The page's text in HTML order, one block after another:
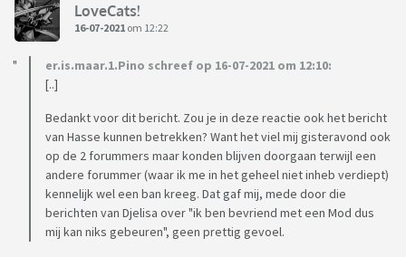
LoveCats!
16-07-2021 om 12:22
er.is.maar.1.Pino schreef op 16-07-2021 om 12:10:
[..]
Bedankt voor dit bericht. Zou je in deze reactie ook het bericht
van Hasse kunnen betrekken? Want het viel mij gisteravond ook
op de 2 forummers maar konden blijven doorgaan terwijl een
andere forummer (waar ik me in het geheel niet inheb verdiept)
kennelijk wel een ban kreeg. Dat gaf mij, mede door die
berichten van Djelisa over "ik ben bevriend met een Mod dus
mij kan niks gebeuren", geen prettig gevoel.